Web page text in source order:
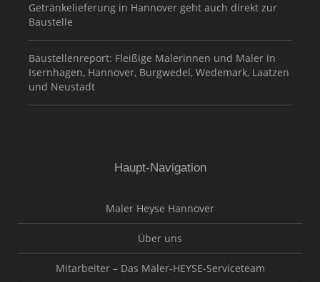
Getränkelieferung in Hannover geht auch direkt zur
Baustelle
Baustellenreport: Fleißige Malerinnen und Maler in
Isernhagen, Hannover, Burgwedel, Wedemark, Laatzen
und Neustadt
Haupt-Navigation
Maler Heyse Hannover
Über uns
Mitarbeiter – Das Maler-HEYSE-Serviceteam